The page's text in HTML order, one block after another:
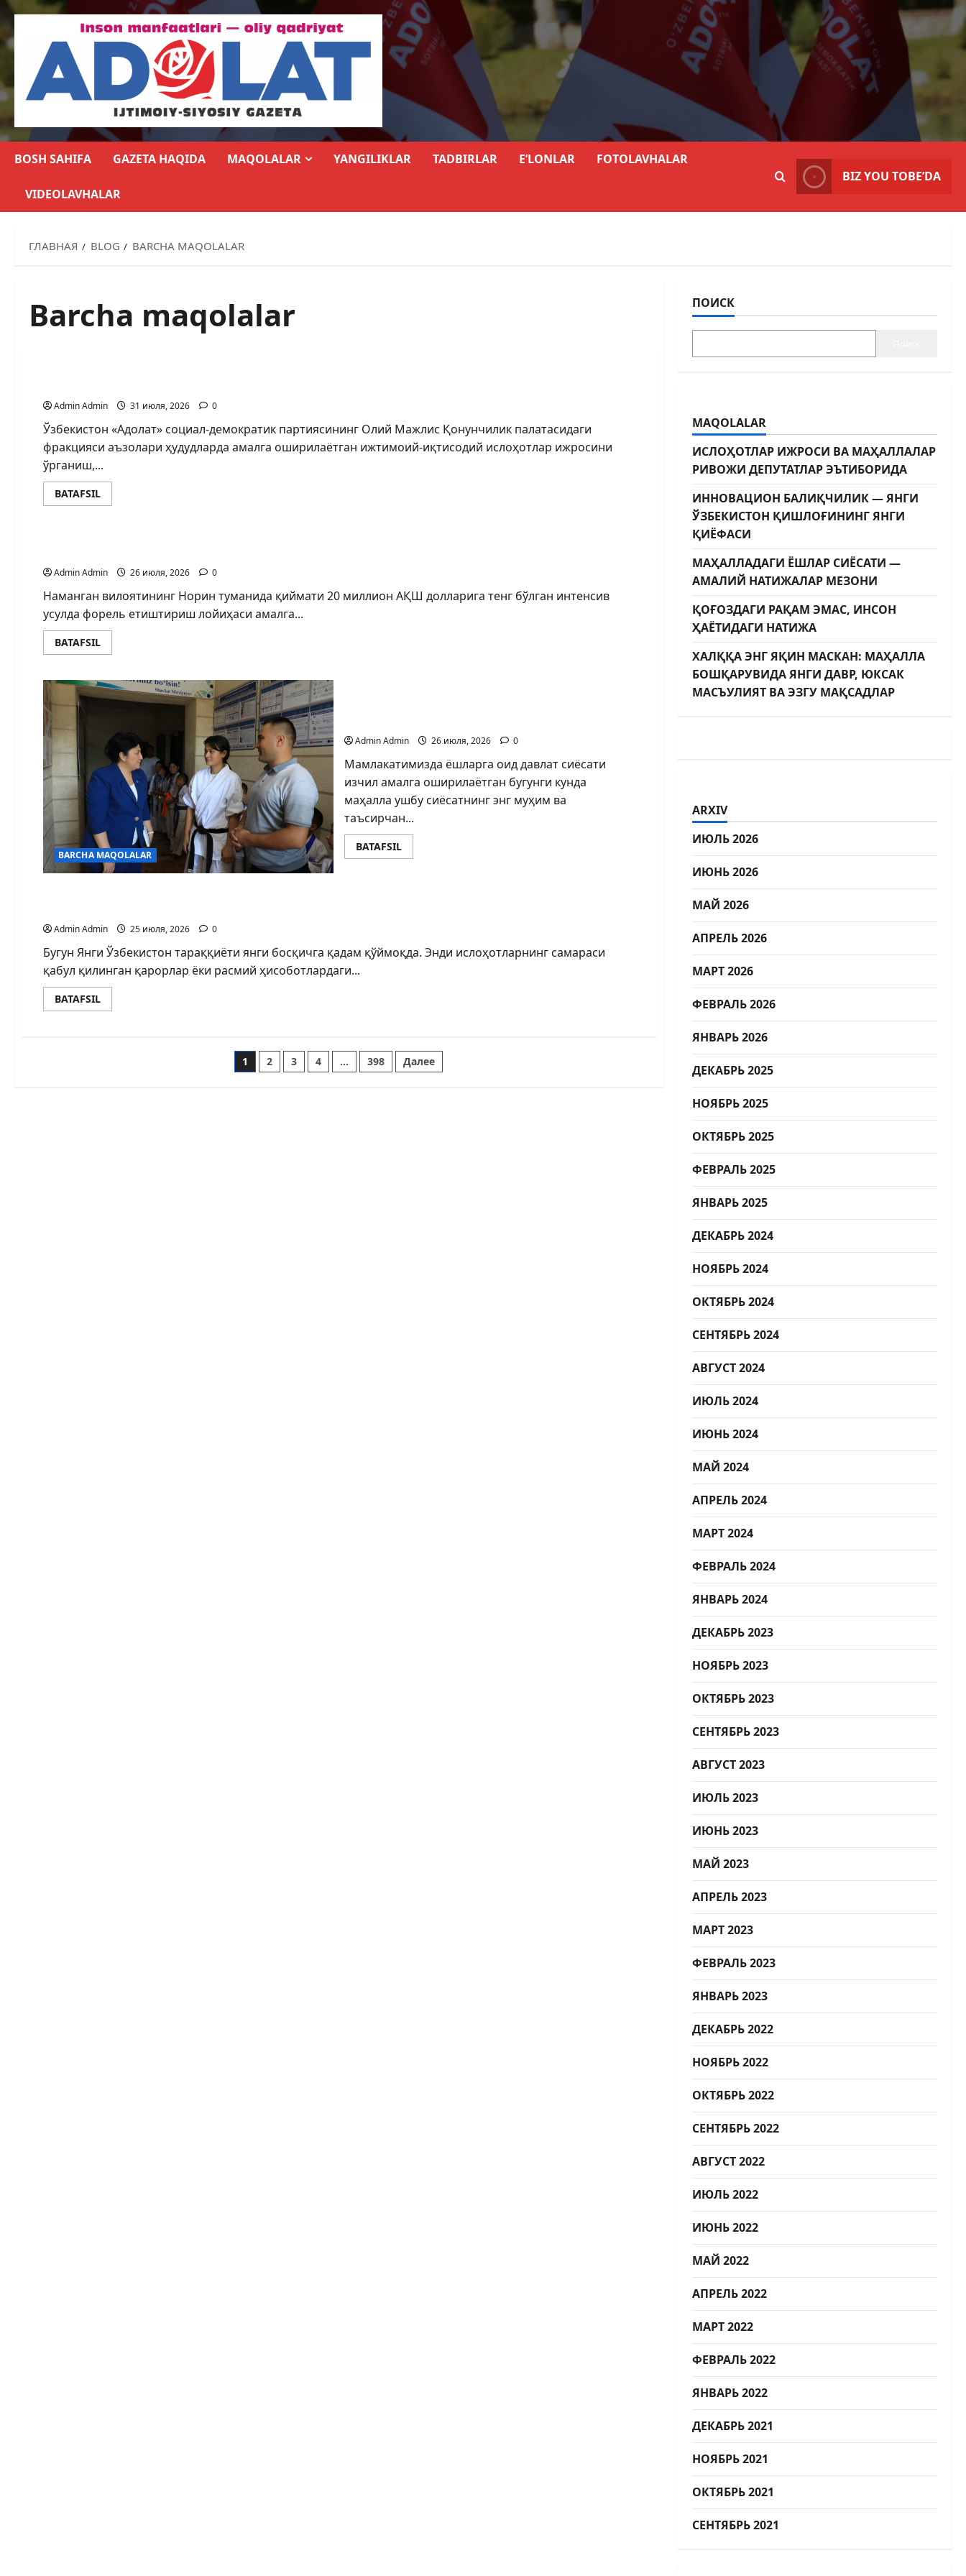
BOSH SAHIFA GAZETA HAQIDA MAQOLALAR YANGILIKLAR TADBIRLAR E’LONLAR FOTOLAVHALAR
VIDEOLAVHALAR
BIZ YOU TOBE’DA
ГЛАВНАЯ BLOG BARCHA MAQOLALAR
Barcha maqolalar
Admin Admin 31 июля, 2026 0
Ўзбекистон «Адолат» социал-демократик партиясининг Олий Мажлис Қонунчилик палатасидаги
фракцияси аъзолари ҳудудларда амалга оширилаётган ижтимоий-иқтисодий ислоҳотлар ижросини
ўрганиш,...
BATAFSIL
Admin Admin 26 июля, 2026 0
Наманган вилоятининг Норин туманида қиймати 20 миллион АҚШ долларига тенг бўлган интенсив
усулда форель етиштириш лойиҳаси амалга...
BATAFSIL
BARCHA MAQOLALAR
Admin Admin 26 июля, 2026 0
Мамлакатимизда ёшларга оид давлат сиёсати
изчил амалга оширилаётган бугунги кунда
маҳалла ушбу сиёсатнинг энг муҳим ва
таъсирчан...
BATAFSIL
BARCHA MAQOLALAR
Admin Admin 25 июля, 2026 0
Бугун Янги Ўзбекистон тараққиёти янги босқичга қадам қўймоқда. Энди ислоҳотларнинг самараси
қабул қилинган қарорлар ёки расмий ҳисоботлардаги...
BATAFSIL
1 2 3 4 … 398 Далее
ПОИСК
MAQOLALAR
ИСЛОҲОТЛАР ИЖРОСИ ВА МАҲАЛЛАЛАР
РИВОЖИ ДЕПУТАТЛАР ЭЪТИБОРИДА
ИННОВАЦИОН БАЛИҚЧИЛИК — ЯНГИ
ЎЗБЕКИСТОН ҚИШЛОҒИНИНГ ЯНГИ
ҚИЁФАСИ
МАҲАЛЛАДАГИ ЁШЛАР СИЁСАТИ —
АМАЛИЙ НАТИЖАЛАР МЕЗОНИ
ҚОҒОЗДАГИ РАҚАМ ЭМАС, ИНСОН
ҲАЁТИДАГИ НАТИЖА
ХАЛҚҚА ЭНГ ЯҚИН МАСКАН: МАҲАЛЛА
БОШҚАРУВИДА ЯНГИ ДАВР, ЮКСАК
МАСЪУЛИЯТ ВА ЭЗГУ МАҚСАДЛАР
ARXIV
ИЮЛЬ 2026
ИЮНЬ 2026
МАЙ 2026
АПРЕЛЬ 2026
МАРТ 2026
ФЕВРАЛЬ 2026
ЯНВАРЬ 2026
ДЕКАБРЬ 2025
НОЯБРЬ 2025
ОКТЯБРЬ 2025
ФЕВРАЛЬ 2025
ЯНВАРЬ 2025
ДЕКАБРЬ 2024
НОЯБРЬ 2024
ОКТЯБРЬ 2024
СЕНТЯБРЬ 2024
АВГУСТ 2024
ИЮЛЬ 2024
ИЮНЬ 2024
МАЙ 2024
АПРЕЛЬ 2024
МАРТ 2024
ФЕВРАЛЬ 2024
ЯНВАРЬ 2024
ДЕКАБРЬ 2023
НОЯБРЬ 2023
ОКТЯБРЬ 2023
СЕНТЯБРЬ 2023
АВГУСТ 2023
ИЮЛЬ 2023
ИЮНЬ 2023
МАЙ 2023
АПРЕЛЬ 2023
МАРТ 2023
ФЕВРАЛЬ 2023
ЯНВАРЬ 2023
ДЕКАБРЬ 2022
НОЯБРЬ 2022
ОКТЯБРЬ 2022
СЕНТЯБРЬ 2022
АВГУСТ 2022
ИЮЛЬ 2022
ИЮНЬ 2022
МАЙ 2022
АПРЕЛЬ 2022
МАРТ 2022
ФЕВРАЛЬ 2022
ЯНВАРЬ 2022
ДЕКАБРЬ 2021
НОЯБРЬ 2021
ОКТЯБРЬ 2021
СЕНТЯБРЬ 2021